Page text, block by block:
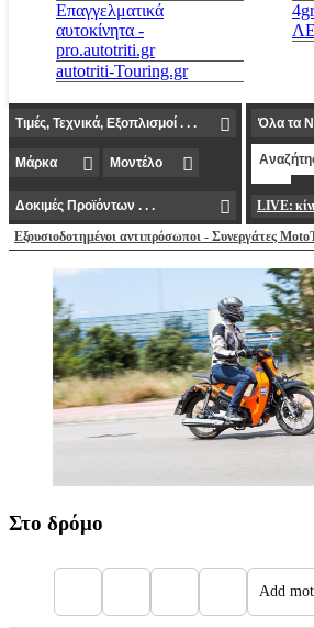
Επαγγελματικά
αυτοκίνητα -
pro.autotriti.gr
autotriti-Touring.gr
LIVE:
Εξουσιοδοτημένοι αντιπρόσωποι - Συνεργάτες
Στο δρόμο
Add